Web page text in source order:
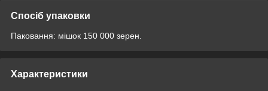
Спосіб упаковки
Паковання: мішок 150 000 зерен.
Характеристики